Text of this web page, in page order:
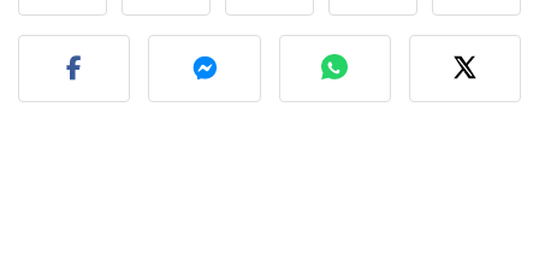
Publicar la foto de esta